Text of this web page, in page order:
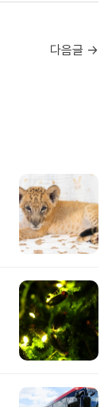
다음글 →